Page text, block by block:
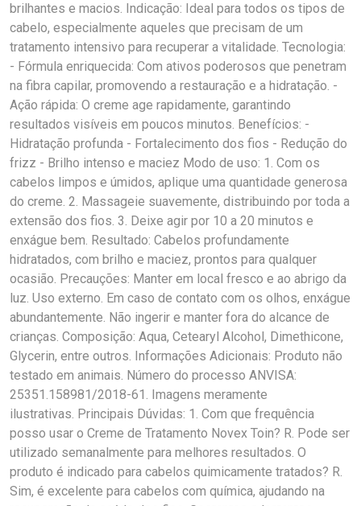
brilhantes e macios. Indicação: Ideal para todos os tipos de
cabelo, especialmente aqueles que precisam de um
tratamento intensivo para recuperar a vitalidade. Tecnologia:
- Fórmula enriquecida: Com ativos poderosos que penetram
na fibra capilar, promovendo a restauração e a hidratação. -
Ação rápida: O creme age rapidamente, garantindo
resultados visíveis em poucos minutos. Benefícios: -
Hidratação profunda - Fortalecimento dos fios - Redução do
frizz - Brilho intenso e maciez Modo de uso: 1. Com os
cabelos limpos e úmidos, aplique uma quantidade generosa
do creme. 2. Massageie suavemente, distribuindo por toda a
extensão dos fios. 3. Deixe agir por 10 a 20 minutos e
enxágue bem. Resultado: Cabelos profundamente
hidratados, com brilho e maciez, prontos para qualquer
ocasião. Precauções: Manter em local fresco e ao abrigo da
luz. Uso externo. Em caso de contato com os olhos, enxágue
abundantemente. Não ingerir e manter fora do alcance de
crianças. Composição: Aqua, Cetearyl Alcohol, Dimethicone,
Glycerin, entre outros. Informações Adicionais: Produto não
testado em animais. Número do processo ANVISA:
25351.158981/2018-61. Imagens meramente
ilustrativas. Principais Dúvidas: 1. Com que frequência
posso usar o Creme de Tratamento Novex Toin? R. Pode ser
utilizado semanalmente para melhores resultados. O
produto é indicado para cabelos quimicamente tratados? R.
Sim, é excelente para cabelos com química, ajudando na